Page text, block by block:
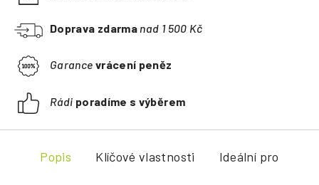
Doprava zdarma nad 1 500 Kč
Garance vrácení peněz
Rádi poradíme s výběrem
Popis Klíčové vlastnosti Ideální pro